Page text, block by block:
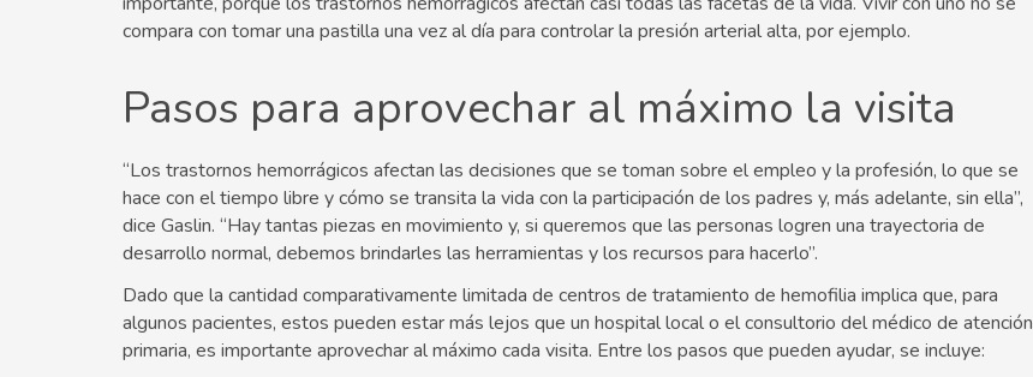
compara con tomar una pastilla una vez al día para controlar la presión arterial alta, por ejemplo.
Pasos para aprovechar al máximo la visita
“Los trastornos hemorrágicos afectan las decisiones que se toman sobre el empleo y la profesión, lo que se
hace con el tiempo libre y cómo se transita la vida con la participación de los padres y, más adelante, sin ella”,
dice Gaslin. “Hay tantas piezas en movimiento y, si queremos que las personas logren una trayectoria de
desarrollo normal, debemos brindarles las herramientas y los recursos para hacerlo”.
Dado que la cantidad comparativamente limitada de centros de tratamiento de hemofilia implica que, para
algunos pacientes, estos pueden estar más lejos que un hospital local o el consultorio del médico de atención
primaria, es importante aprovechar al máximo cada visita. Entre los pasos que pueden ayudar, se incluye: